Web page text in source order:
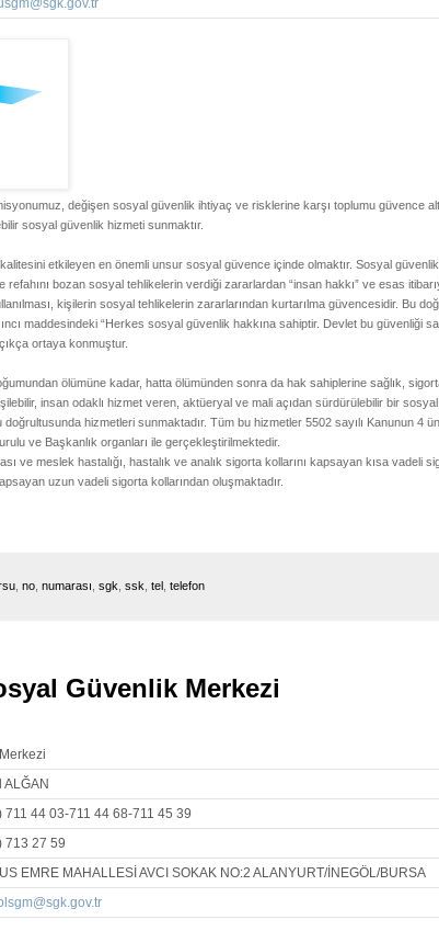
değişen sosyal güvenlik ihtiyaç ve risklerine karşı toplumu güvence
sosyal güvenlik hizmeti sunmaktır.
etkileyen en önemli unsur sosyal güvence içinde olmaktır. Sosyal
refahını bozan sosyal tehlikelerin verdiği zararlardan “insan hakkı” ve esas
kişilerin sosyal tehlikelerin zararlarından kurtarılma güvencesidir. Bu
maddesindeki “Herkes sosyal güvenlik hakkına sahiptir. Devlet bu güvenliği
ortaya konmuştur.
ölümüne kadar, hatta ölümünden sonra da hak sahiplerine sağlık,
insan odaklı hizmet veren, aktüeryal ve mali açıdan sürdürülebilir bir
hizmetleri sunmaktadır. Tüm bu hizmetler 5502 sayılı Kanunun 4
ve Başkanlık organları ile gerçekleştirilmektedir.
ve meslek hastalığı, hastalık ve analık sigorta kollarını kapsayan kısa vadeli
uzun vadeli sigorta kollarından oluşmaktadır.
no numarası sgk ssk tel
telefon
Güvenlik Merkezi
ALĞAN
711 44 03-711 44 68-711 45 39
713 27 59
EMRE MAHALLESİ AVCI SOKAK NO:2 ALANYURT/İNEGÖL/BURSA